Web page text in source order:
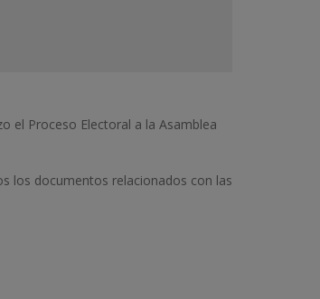
el Proceso Electoral a la Asamblea
los documentos relacionados con las